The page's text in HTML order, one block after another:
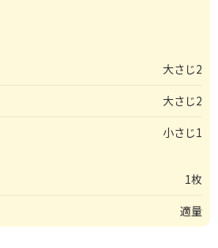
大さじ2
大さじ2
小さじ1
1枚
適量